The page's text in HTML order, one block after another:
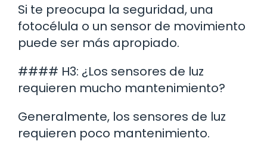
Si te preocupa la seguridad, una
fotocélula o un sensor de movimiento
puede ser más apropiado.
#### H3: ¿Los sensores de luz
requieren mucho mantenimiento?
Generalmente, los sensores de luz
requieren poco mantenimiento.